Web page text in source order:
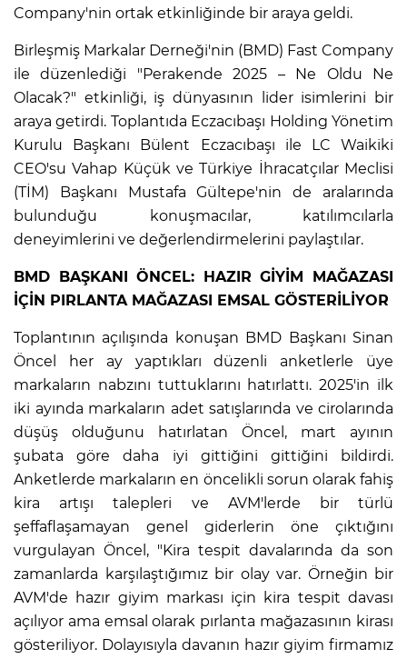
Company'nin ortak etkinliğinde bir araya geldi.
Birleşmiş Markalar Derneği'nin (BMD) Fast Company
ile düzenlediği "Perakende 2025 – Ne Oldu Ne
Olacak?" etkinliği, iş dünyasının lider isimlerini bir
araya getirdi. Toplantıda Eczacıbaşı Holding Yönetim
Kurulu Başkanı Bülent Eczacıbaşı ile LC Waikiki
CEO'su Vahap Küçük ve Türkiye İhracatçılar Meclisi
(TİM) Başkanı Mustafa Gültepe'nin de aralarında
bulunduğu konuşmacılar, katılımcılarla
deneyimlerini ve değerlendirmelerini paylaştılar.
BMD BAŞKANI ÖNCEL: HAZIR GİYİM MAĞAZASI
İÇİN PIRLANTA MAĞAZASI EMSAL GÖSTERİLİYOR
Toplantının açılışında konuşan BMD Başkanı Sinan
Öncel her ay yaptıkları düzenli anketlerle üye
markaların nabzını tuttuklarını hatırlattı. 2025'in ilk
iki ayında markaların adet satışlarında ve cirolarında
düşüş olduğunu hatırlatan Öncel, mart ayının
şubata göre daha iyi gittiğini gittiğini bildirdi.
Anketlerde markaların en öncelikli sorun olarak fahiş
kira artışı talepleri ve AVM'lerde bir türlü
şeffaflaşamayan genel giderlerin öne çıktığını
vurgulayan Öncel, "Kira tespit davalarında da son
zamanlarda karşılaştığımız bir olay var. Örneğin bir
AVM'de hazır giyim markası için kira tespit davası
açılıyor ama emsal olarak pırlanta mağazasının kirası
gösteriliyor. Dolayısıyla davanın hazır giyim firmamız